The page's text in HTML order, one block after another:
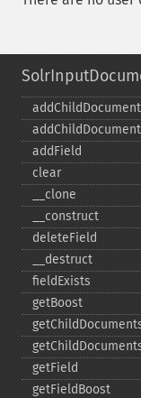
addChildDocument
addField
clear
_​_​clone
_​_​construct
deleteField
_​_​destruct
fieldExists
getBoost
getField
getFieldBoost